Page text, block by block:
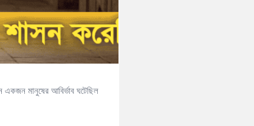
মানুষের আবির্ভাব ঘটেছিল